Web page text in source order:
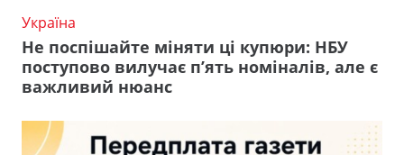
Україна
Не поспішайте міняти ці купюри: НБУ
поступово вилучає п’ять номіналів, але є
важливий нюанс